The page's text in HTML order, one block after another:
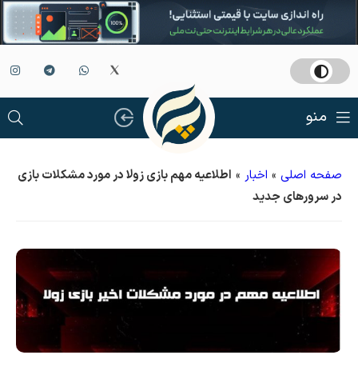
منو
صفحه اصلی » اخبار » اطلاعیه مهم بازی زولا در مورد مشکلات بازی
در سرورهای جدید